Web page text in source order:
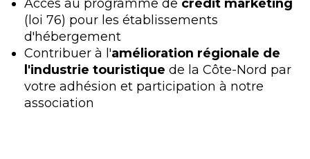
(loi 76) pour les établissements
d'hébergement
Contribuer à l'amélioration régionale de
l'industrie touristique de la Côte-Nord par
votre adhésion et participation à notre
association